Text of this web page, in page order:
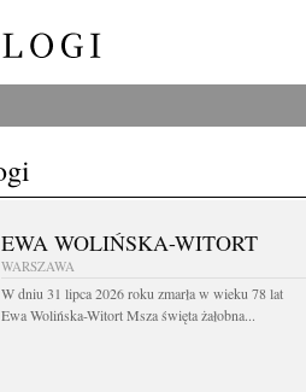
EWA WOLIŃSKA-WITORT
WARSZAWA
W dniu 31 lipca 2026 roku zmarła w wieku 78 lat
Ewa Wolińska-Witort Msza święta żałobna...